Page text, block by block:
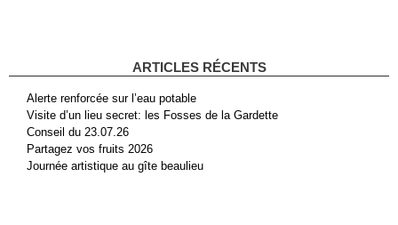
ARTICLES RÉCENTS
Alerte renforcée sur l’eau potable
Visite d’un lieu secret: les Fosses de la Gardette
Conseil du 23.07.26
Partagez vos fruits 2026
Journée artistique au gîte beaulieu